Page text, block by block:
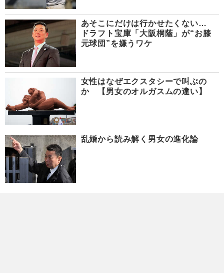
あそこにだけは行かせたくない…
ドラフト宝庫「大阪桐蔭」が“お膝
元球団”を嫌うワケ
女性はなぜエクスタシーで叫ぶの
か 【男女のオルガスムの違い】
乱婚から読み解く男女の進化論